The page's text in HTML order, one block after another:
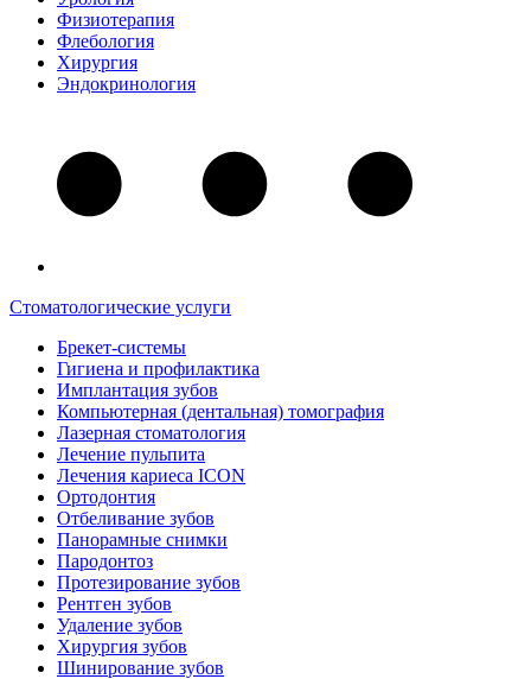
Физиотерапия
Флебология
Хирургия
Эндокринология
Стоматологические услуги
Брекет-системы
Гигиена и профилактика
Имплантация зубов
Компьютерная (дентальная) томография
Лазерная стоматология
Лечение пульпита
Лечения кариеса ICON
Ортодонтия
Отбеливание зубов
Панорамные снимки
Пародонтоз
Протезирование зубов
Рентген зубов
Удаление зубов
Хирургия зубов
Шинирование зубов